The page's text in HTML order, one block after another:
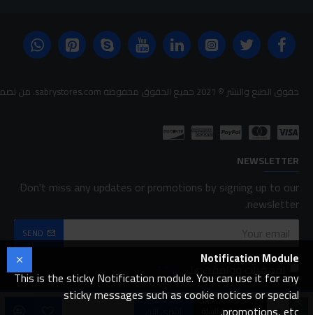
اضافة للسلة
حقوق الطبع والنشر © 2021 جميع الحقوق محفوظة sabrystores.com. من تصميم-
NEWSLETTER
Don't miss any updates or promotions by signing up to our
newsletter.
SEND
لقد قرأت ووافقت على FAQ
Notification Module
This is the sticky Notification module. You can use it for any
sticky messages such as cookie notices or special